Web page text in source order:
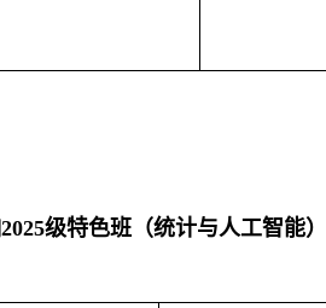
2025级特色班（统计与人工智能）